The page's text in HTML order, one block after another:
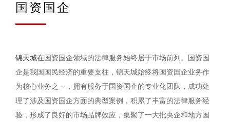
国资国企
锦天城在国资国企领域的法律服务始终居于市场前列。国资国
企是我国国民经济的重要支柱，锦天城始终将国资国企业务作
为核心业务之一，拥有服务于国资国企的专业化团队，成功处
理了涉及国资国企方面的典型案例，积累了丰富的法律服务经
验，形成了良好的市场品牌效应，集聚了一大批央企和地方国